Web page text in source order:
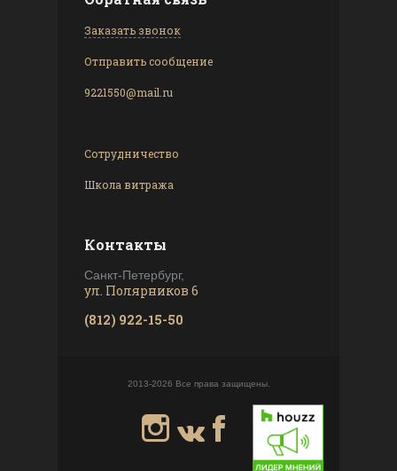
Заказать звонок
Отправить сообщение
9221550@mail.ru
Сотрудничество
Школа витража
Контакты
Санкт-Петербург,
ул. Полярников 6
(812) 922-15-50
2013-2026 Все права защищены.